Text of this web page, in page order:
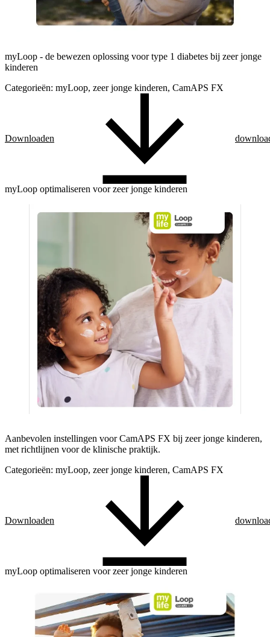
myLoop - de bewezen oplossing voor type 1 diabetes bij zeer jonge
kinderen
Categorieën: myLoop, zeer jonge kinderen, CamAPS FX
Downloaden
myLoop optimaliseren voor zeer jonge kinderen
Aanbevolen instellingen voor CamAPS FX bij zeer jonge kinderen,
met richtlijnen voor de klinische praktijk.
Categorieën: myLoop, zeer jonge kinderen, CamAPS FX
Downloaden
myLoop optimaliseren voor zeer jonge kinderen